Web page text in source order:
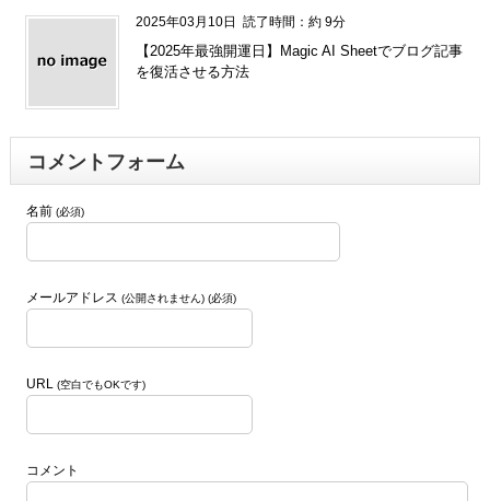
2025年03月10日 読了時間：約 9分
【2025年最強開運日】Magic AI Sheetでブログ記事
を復活させる方法
コメントフォーム
名前 (必須)
メールアドレス (公開されません) (必須)
URL (空白でもOKです)
コメント